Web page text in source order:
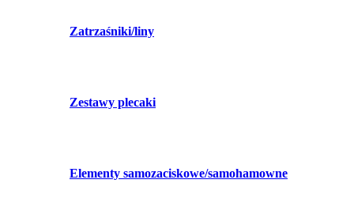
Zatrzaśniki/liny
Zestawy plecaki
Elementy samozaciskowe/samohamowne